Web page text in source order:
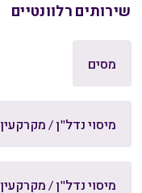
שירותים רלוונטיים
מסים
מיסוי נדל"ן / מקרקעין
מיסוי נדל"ן / מקרקעין